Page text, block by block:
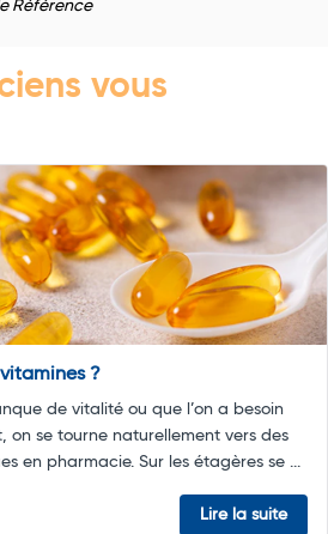
Référence
vous
?
de vitalité ou que l’on a besoin
on se tourne naturellement vers des
en pharmacie. Sur les étagères se ...
Lire la suite